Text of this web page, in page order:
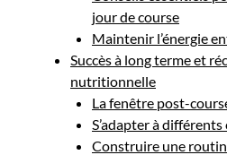
jour de course
Maintenir l’énergie
Succès à long terme et
nutritionnelle
La fenêtre post-
S’adapter à
Construire une